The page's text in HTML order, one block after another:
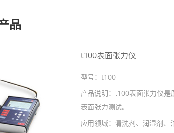
品
t100表面张力仪
型号：t100
产品说明：t100表面张力仪是
表面张力测试。
应用领域： 清洗剂、润湿剂、